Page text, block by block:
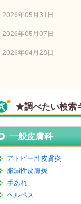
2026年05月31日
2026年05月07日
2026年04月28日
★調べたい検索
一般皮膚科
アトピー性皮膚炎
脂漏性皮膚炎
手あれ
ヘルペス